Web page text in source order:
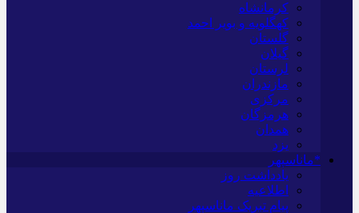
کرمانشاه
کهگلویه و بویر احمد
گلستان
گیلان
لرستان
مازندران
مرکزی
هرمزگان
همدان
یزد
*ماناسپهر
یادداشت روز
اطلاعیه
پیام تبریک ماناسپهر